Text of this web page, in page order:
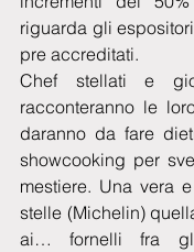
riguarda gli
pre accreditati.
Chef stellati e
racconteranno le
daranno da fare
showcooking per
mestiere. Una vera
stelle (Michelin)
ai… fornelli fra